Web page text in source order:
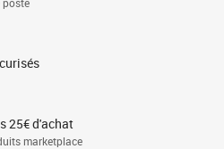
25€ d'achat
marketplace